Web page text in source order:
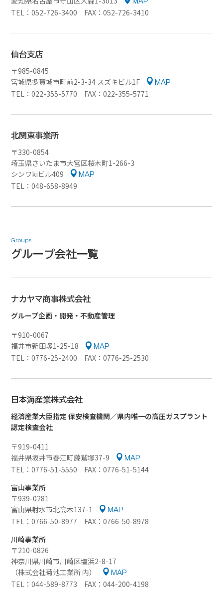
TEL：052-726-3400 FAX：052-726-3410
仙台支店
〒985-0845
宮城県多賀城市町前2-3-34 スズキビル1F
MAP
TEL：022-355-5770 FAX：022-355-5771
北関東事業所
〒330-0854
埼玉県さいたま市大宮区桜木町1-266-3
シンワkiビル409
MAP
TEL：048-658-8949
Groups
グループ会社一覧
ナカヤマ商事株式会社
グループ企画・開発・不動産管理
〒910-0067
福井市新田塚1-25-18
MAP
TEL：0776-25-2400 FAX：0776-25-2530
日本海産業株式会社
経済産業大臣指定 保安検査機関／県内唯一の高圧ガスプラント
認定検査会社
〒919-0411
福井県坂井市春江町藤鷲塚37-9
MAP
TEL：0776-51-5550 FAX：0776-51-5144
富山事業所
〒939-0281
富山県射水市北高木137-1
MAP
TEL：0766-50-8977 FAX：0766-50-8978
川崎事業所
〒210-0826
神奈川県川崎市川崎区塩浜2-8-17
（株式会社菊池工業所 内）
MAP
TEL：044-589-8773 FAX：044-200-4198